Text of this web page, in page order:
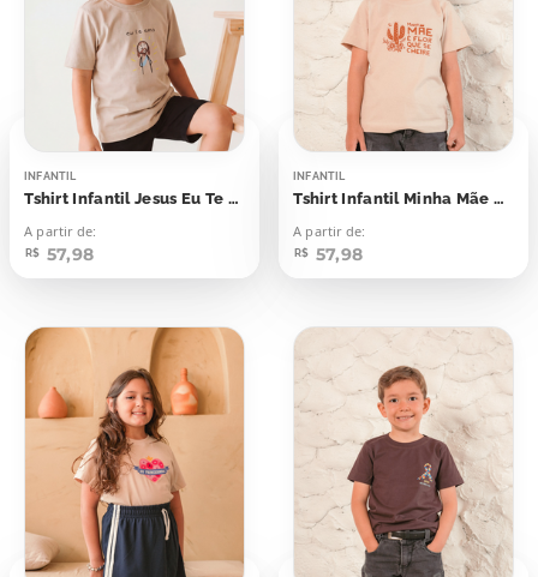
INFANTIL
Tshirt Infantil Jesus Eu Te Amo
A partir de:
R$ 57,98
INFANTIL
Tshirt Infantil Minha Mãe é Flor Que se Cheire
A partir de:
R$ 57,98